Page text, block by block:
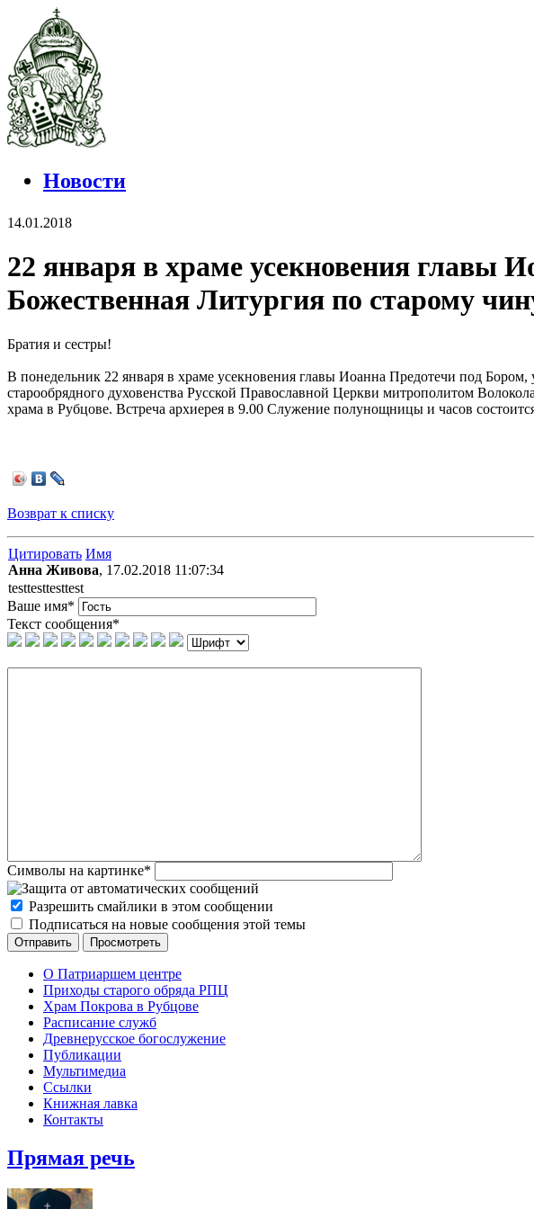
Новости
14.01.2018
22 января в храме усекновения главы
Божественная Литургия по старому
Братия и сестры!
В понедельник 22 января в храме усекновения главы Иоанна Предотечи под
старообрядного духовенства Русской Православной Церкви митрополитом
храма в Рубцове. Встреча архиерея в 9.00 Служение полунощницы и часов
Возврат к списку
Цитировать Имя
Анна Живова, 17.02.2018 11:07:34
testtesttesttest
Ваше имя*
Текст сообщения*
Символы на картинке*
Разрешить смайлики в этом сообщении
Подписаться на новые сообщения этой темы
О Патриаршем центре
Приходы старого обряда РПЦ
Храм Покрова в Рубцове
Расписание служб
Древнерусское богослужение
Публикации
Мультимедиа
Ссылки
Книжная лавка
Контакты
Прямая речь